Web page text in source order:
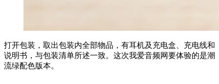
打开包装，取出包装内全部物品，有耳机及充电盒、充电线和
说明书，与包装清单所述一致。这次我爱音频网要体验的是潮
流绿配色版本。